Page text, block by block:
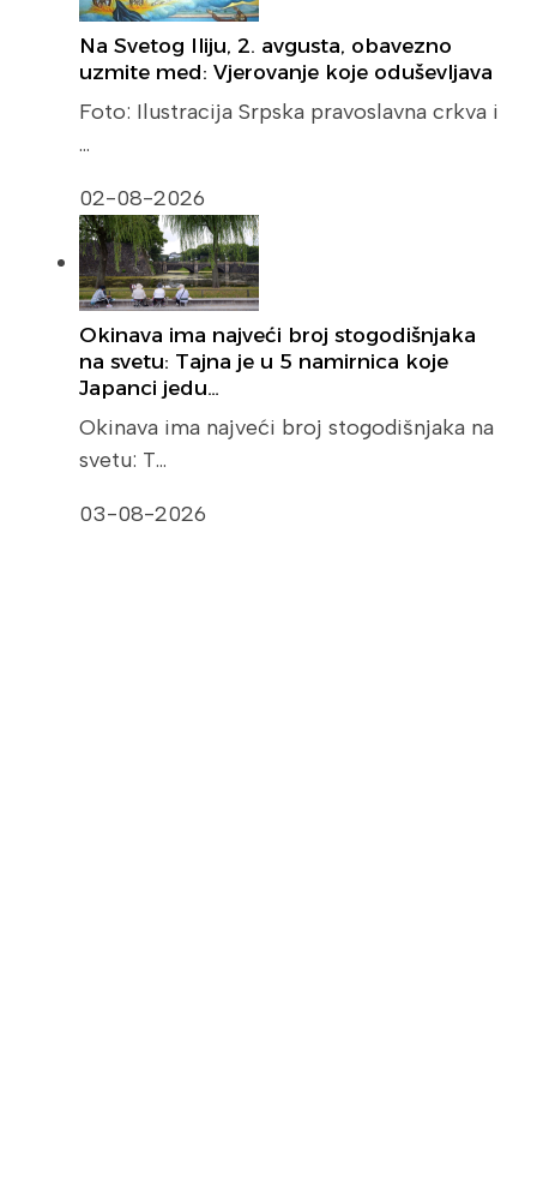
Na Svetog Iliju, 2. avgusta, obavezno
uzmite med: Vjerovanje koje oduševljava
Foto: Ilustracija Srpska pravoslavna crkva i
…
02-08-2026
Okinava ima najveći broj stogodišnjaka
na svetu: Tajna je u 5 namirnica koje
Japanci jedu…
Okinava ima najveći broj stogodišnjaka na
svetu: T…
03-08-2026